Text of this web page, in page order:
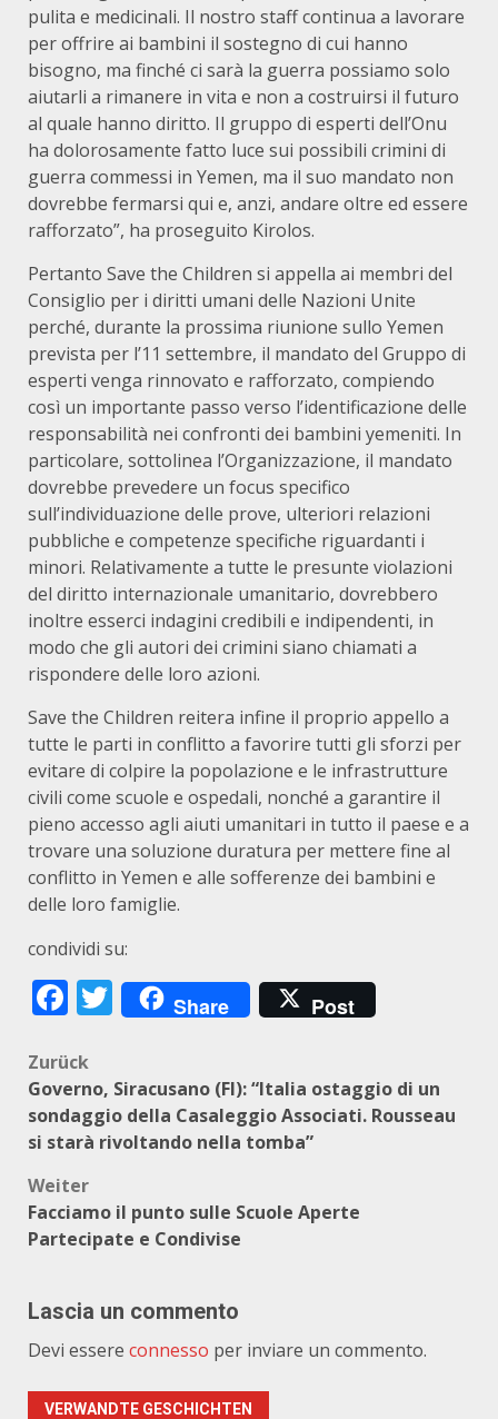
pulita e medicinali. Il nostro staff continua a lavorare
per offrire ai bambini il sostegno di cui hanno
bisogno, ma finché ci sarà la guerra possiamo solo
aiutarli a rimanere in vita e non a costruirsi il futuro
al quale hanno diritto. Il gruppo di esperti dell’Onu
ha dolorosamente fatto luce sui possibili crimini di
guerra commessi in Yemen, ma il suo mandato non
dovrebbe fermarsi qui e, anzi, andare oltre ed essere
rafforzato”, ha proseguito Kirolos.
Pertanto Save the Children si appella ai membri del
Consiglio per i diritti umani delle Nazioni Unite
perché, durante la prossima riunione sullo Yemen
prevista per l’11 settembre, il mandato del Gruppo di
esperti venga rinnovato e rafforzato, compiendo
così un importante passo verso l’identificazione delle
responsabilità nei confronti dei bambini yemeniti. In
particolare, sottolinea l’Organizzazione, il mandato
dovrebbe prevedere un focus specifico
sull’individuazione delle prove, ulteriori relazioni
pubbliche e competenze specifiche riguardanti i
minori. Relativamente a tutte le presunte violazioni
del diritto internazionale umanitario, dovrebbero
inoltre esserci indagini credibili e indipendenti, in
modo che gli autori dei crimini siano chiamati a
rispondere delle loro azioni.
Save the Children reitera infine il proprio appello a
tutte le parti in conflitto a favorire tutti gli sforzi per
evitare di colpire la popolazione e le infrastrutture
civili come scuole e ospedali, nonché a garantire il
pieno accesso agli aiuti umanitari in tutto il paese e a
trovare una soluzione duratura per mettere fine al
conflitto in Yemen e alle sofferenze dei bambini e
delle loro famiglie.
condividi su:
Facebook
Twitter
Share Post
Beitragsnavigation
Zurück
Governo, Siracusano (FI): “Italia ostaggio di un
sondaggio della Casaleggio Associati. Rousseau
si starà rivoltando nella tomba”
Weiter
Facciamo il punto sulle Scuole Aperte
Partecipate e Condivise
Lascia un commento
Devi essere connesso per inviare un commento.
VERWANDTE GESCHICHTEN